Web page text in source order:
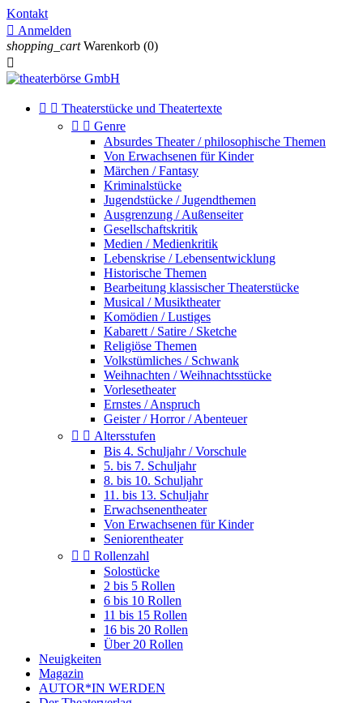
Kontakt
 Anmelden
shopping_cart Warenkorb (0)

  Theaterstücke und Theatertexte
  Genre
Absurdes Theater / philosophische Themen
Von Erwachsenen für Kinder
Märchen / Fantasy
Kriminalstücke
Jugendstücke / Jugendthemen
Ausgrenzung / Außenseiter
Gesellschaftskritik
Medien / Medienkritik
Lebenskrise / Lebensentwicklung
Historische Themen
Bearbeitung klassischer Theaterstücke
Musical / Musiktheater
Komödien / Lustiges
Kabarett / Satire / Sketche
Religiöse Themen
Volkstümliches / Schwank
Weihnachten / Weihnachtsstücke
Vorlesetheater
Ernstes / Anspruch
Geister / Horror / Abenteuer
  Altersstufen
Bis 4. Schuljahr / Vorschule
5. bis 7. Schuljahr
8. bis 10. Schuljahr
11. bis 13. Schuljahr
Erwachsenentheater
Von Erwachsenen für Kinder
Seniorentheater
  Rollenzahl
Solostücke
2 bis 5 Rollen
6 bis 10 Rollen
11 bis 15 Rollen
16 bis 20 Rollen
Über 20 Rollen
Neuigkeiten
Magazin
AUTOR*IN WERDEN